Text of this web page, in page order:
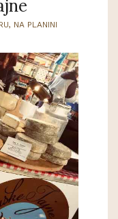
NA PLANINI